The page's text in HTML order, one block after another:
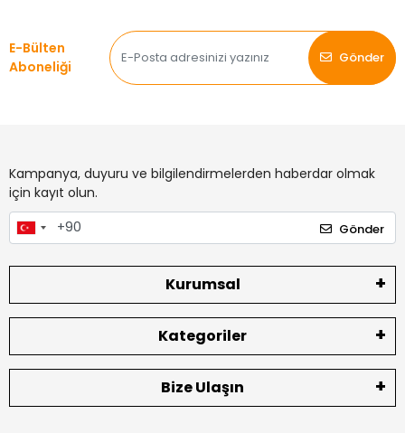
E-Bülten
Aboneliği
Gönder
Kampanya, duyuru ve bilgilendirmelerden haberdar olmak
için kayıt olun.
Gönder
Kurumsal
Kategoriler
Bize Ulaşın